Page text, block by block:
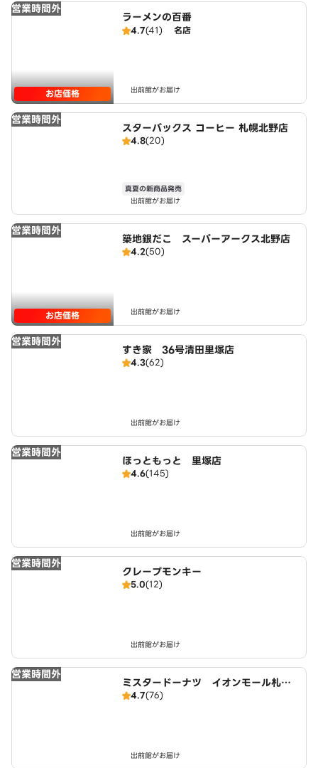
営業時間外
お店価格
ラーメンの百番
4.7(41) 名店
出前館がお届け
営業時間外
スターバックス コーヒー 札幌北野店
4.8(20)
真夏の新商品発売
出前館がお届け
営業時間外
お店価格
築地銀だこ スーパーアークス北野店
4.2(50)
出前館がお届け
営業時間外
すき家 36号清田里塚店
4.3(62)
出前館がお届け
営業時間外
ほっともっと 里塚店
4.6(145)
出前館がお届け
営業時間外
クレープモンキー
5.0(12)
出前館がお届け
営業時間外
ミスタードーナツ イオンモール札幌
平岡ショップ
4.7(76)
出前館がお届け